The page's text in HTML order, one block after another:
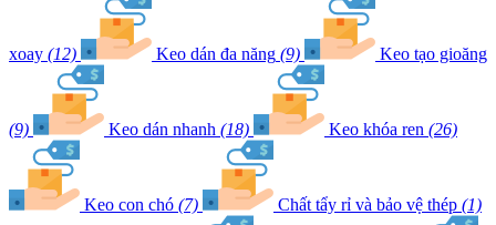
xoay (12) Keo dán đa năng (9) Keo tạo gioăng
(9) Keo dán nhanh (18) Keo khóa ren (26)
Keo con chó (7) Chất tẩy rỉ và bảo vệ thép (1)